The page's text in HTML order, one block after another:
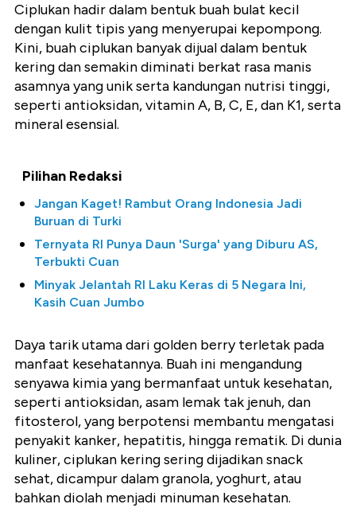
Ciplukan hadir dalam bentuk buah bulat kecil
dengan kulit tipis yang menyerupai kepompong.
Kini, buah ciplukan banyak dijual dalam bentuk
kering dan semakin diminati berkat rasa manis
asamnya yang unik serta kandungan nutrisi tinggi,
seperti antioksidan, vitamin A, B, C, E, dan K1, serta
mineral esensial.
Pilihan Redaksi
Jangan Kaget! Rambut Orang Indonesia Jadi
Buruan di Turki
Ternyata RI Punya Daun 'Surga' yang Diburu AS,
Terbukti Cuan
Minyak Jelantah RI Laku Keras di 5 Negara Ini,
Kasih Cuan Jumbo
Daya tarik utama dari golden berry terletak pada
manfaat kesehatannya. Buah ini mengandung
senyawa kimia yang bermanfaat untuk kesehatan,
seperti antioksidan, asam lemak tak jenuh, dan
fitosterol, yang berpotensi membantu mengatasi
penyakit kanker, hepatitis, hingga rematik. Di dunia
kuliner, ciplukan kering sering dijadikan snack
sehat, dicampur dalam granola, yoghurt, atau
bahkan diolah menjadi minuman kesehatan.